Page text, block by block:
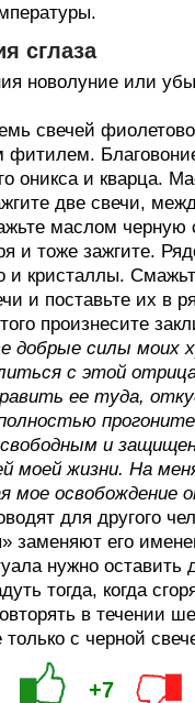
сглаза
новолуние или
свечей
фитилем.
оникса и кварца.
две свечи,
маслом черную
и тоже зажгите.
и кристаллы.
и поставьте их в
произнесите
добрые силы моих
с этой
ее туда,
и
моей жизни. На
мое освобождение
для другого
заменяют его
нужно оставить
тогда, когда
в течении
с черной
+7